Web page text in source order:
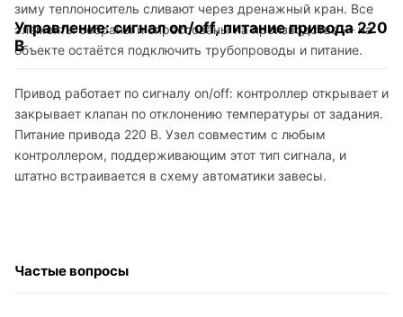
зиму теплоноситель сливают через дренажный кран. Все
элементы собраны и опрессованы на производстве — на
объекте остаётся подключить трубопроводы и питание.
Управление: сигнал on/off, питание привода 220
В
Привод работает по сигналу on/off: контроллер открывает и
закрывает клапан по отклонению температуры от задания.
Питание привода 220 В. Узел совместим с любым
контроллером, поддерживающим этот тип сигнала, и
штатно встраивается в схему автоматики завесы.
Частые вопросы